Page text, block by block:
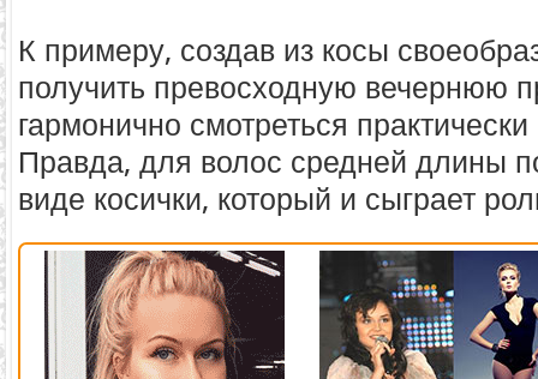
К примеру, создав из косы
получить превосходную вечернюю
гармонично смотреться
Правда, для волос средней длины
виде косички, который и сыграет